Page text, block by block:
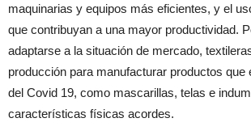
maquinarias y equipos más eficientes, y el
que contribuyan a una mayor productividad.
adaptarse a la situación de mercado,
producción para manufacturar productos que
del Covid 19, como mascarillas, telas e
características físicas acordes.